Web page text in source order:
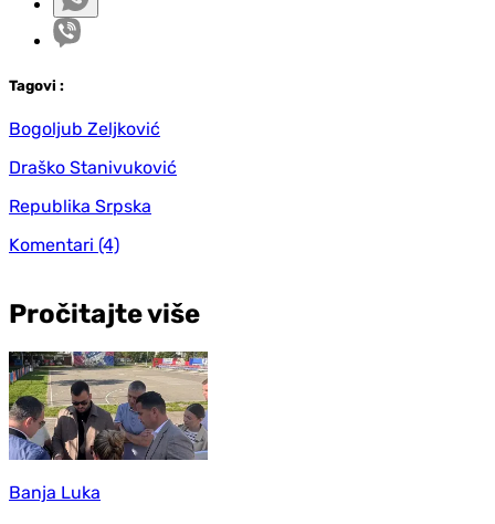
Tagovi :
Bogoljub Zeljković
Draško Stanivuković
Republika Srpska
Komentari (4)
Pročitajte više
Banja Luka